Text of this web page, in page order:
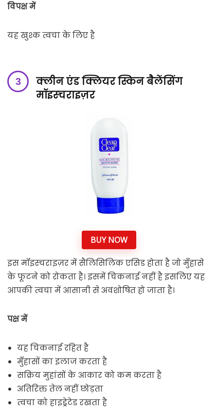
विपक्ष में
यह खुश्क त्वचा के लिए है
क्लीन एंड क्लियर स्किन बैलेंसिंग
मॉइस्चराइज़र
BUY NOW
इस मॉइस्चराइज़र में सैलिसिलिक एसिड होता है जो मुँहासे
के फूटने को रोकता है। इसमें चिकनाई नहीं है इसलिए यह
आपकी त्वचा में आसानी से अवशोषित हो जाता है।
पक्ष में
यह चिकनाई रहित है
मुँहासों का इलाज करता है
सक्रिय मुहांसों के आकार को कम करता है
अतिरिक्त तेल नहीं छोड़ता
त्वचा को हाइड्रेटेड रखता है